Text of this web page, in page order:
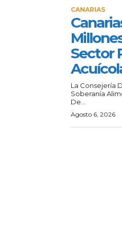
CANARIAS
Sector
La Consejería
Soberanía
De...
Agosto 6, 2026